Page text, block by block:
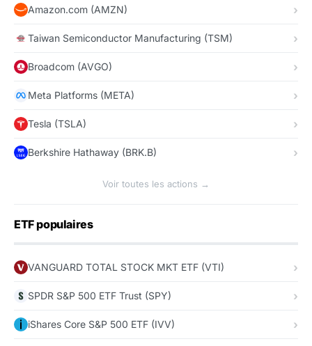
Amazon.com (AMZN)
Taiwan Semiconductor Manufacturing (TSM)
Broadcom (AVGO)
Meta Platforms (META)
Tesla (TSLA)
Berkshire Hathaway (BRK.B)
Voir toutes les actions →
ETF populaires
VANGUARD TOTAL STOCK MKT ETF (VTI)
SPDR S&P 500 ETF Trust (SPY)
iShares Core S&P 500 ETF (IVV)